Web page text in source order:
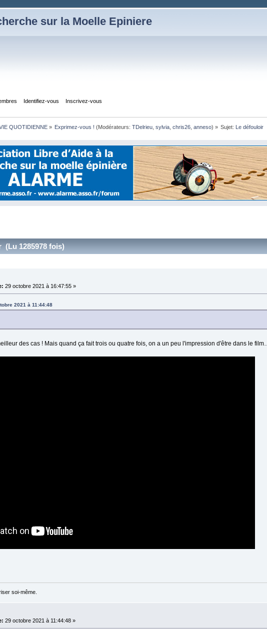
sur la Moelle Epiniere
Identifiez-vous Inscrivez-vous
QUOTIDIENNE» Exprimez-vous ! (Modérateurs: TDelrieu, sylvia, chris26, anneso) » Sujet: Le défouloir
(Lu 1285978 fois)
29 octobre 2021 à 16:47:55 »
2021 à 11:44:48
des cas ! Mais quand ça fait trois ou quatre fois, on a un peu l'impression d'être dans le film…
soi-même.
29 octobre 2021 à 11:44:48 »